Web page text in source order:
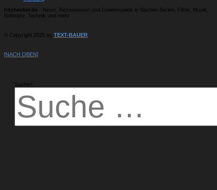
hitchecker.de - News, Rezensionen und Gewinnspiele in Sachen Serien, Filme, Musik,
Software, Technik und mehr
© Copyright 2025 by TEXT-BAUER
[NACH OBEN]
Suchen